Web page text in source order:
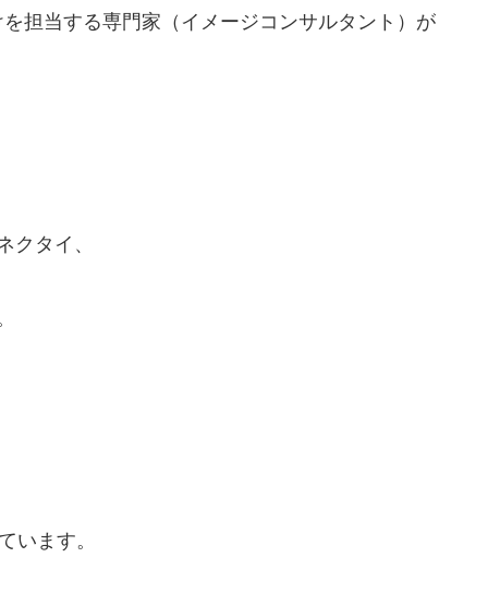
担当する専門家（イメージコンサルタント）が
クタイ、
います。